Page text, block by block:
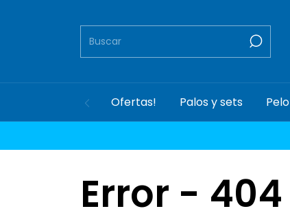
Ofertas! Palos y sets
Error - 404